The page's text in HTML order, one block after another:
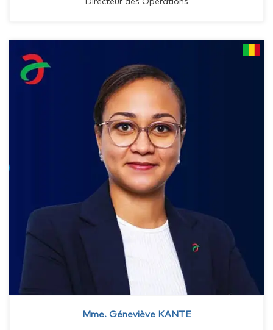
Directeur des Opérations
Mme. Géneviève KANTE